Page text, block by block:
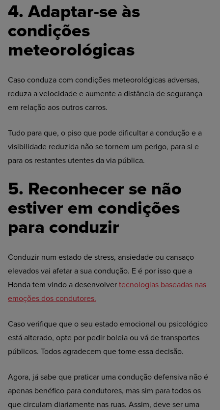
4. Adaptar-se às
condições
meteorológicas
Caso conduza com condições meteorológicas adversas,
reduza a velocidade e aumente a distância de segurança
em relação aos outros carros.
Tudo para que, o piso que pode dificultar a condução e a
visibilidade reduzida não se tornem um perigo, para si e
para os restantes utentes da via pública.
5. Reconhecer se não
estiver em condições
para conduzir
Conduzir num estado de stress, ansiedade ou cansaço
elevados vai afetar a sua condução. E é por isso que a
Honda tem vindo a desenvolver tecnologias baseadas nas
emoções dos condutores.
Caso verifique que o seu estado emocional ou psicológico
está alterado, opte por pedir boleia ou vá de transportes
públicos. Todos agradecem que tome essa decisão.
Agora, já sabe que praticar uma condução defensiva não é
apenas benéfico para condutores, mas sim para todos os
que circulam diariamente nas ruas. Assim, deve ser uma